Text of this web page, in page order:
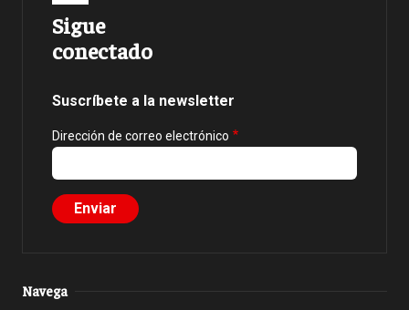
Sigue
conectado
Suscríbete a la newsletter
Dirección de correo electrónico
Navega